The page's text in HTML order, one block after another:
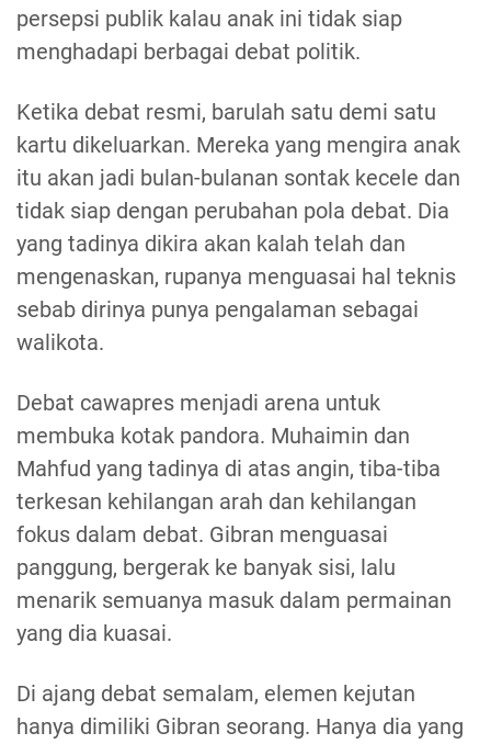
persepsi publik kalau anak ini tidak siap
menghadapi berbagai debat politik.
Ketika debat resmi, barulah satu demi satu
kartu dikeluarkan. Mereka yang mengira anak
itu akan jadi bulan-bulanan sontak kecele dan
tidak siap dengan perubahan pola debat. Dia
yang tadinya dikira akan kalah telah dan
mengenaskan, rupanya menguasai hal teknis
sebab dirinya punya pengalaman sebagai
walikota.
Debat cawapres menjadi arena untuk
membuka kotak pandora. Muhaimin dan
Mahfud yang tadinya di atas angin, tiba-tiba
terkesan kehilangan arah dan kehilangan
fokus dalam debat. Gibran menguasai
panggung, bergerak ke banyak sisi, lalu
menarik semuanya masuk dalam permainan
yang dia kuasai.
Di ajang debat semalam, elemen kejutan
hanya dimiliki Gibran seorang. Hanya dia yang